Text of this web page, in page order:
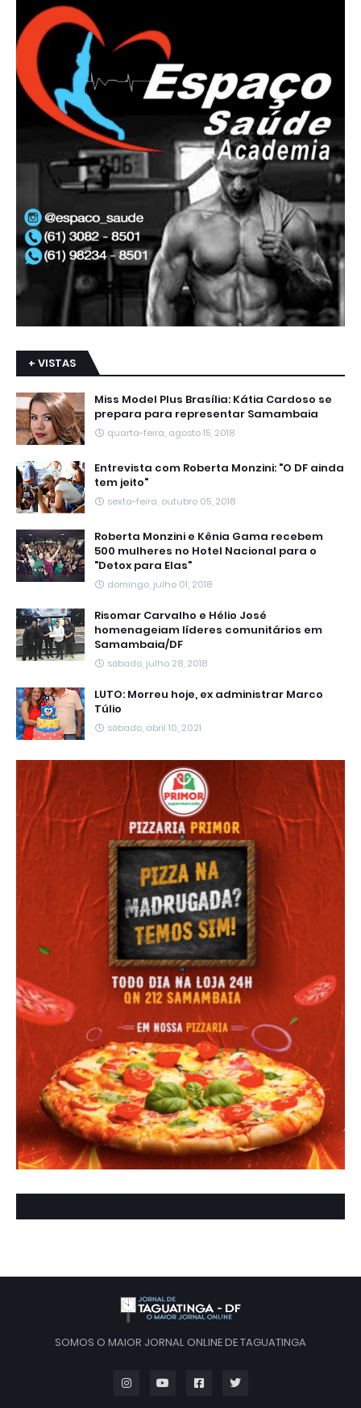
+ VISTAS
Miss Model Plus Brasília: Kátia Cardoso se
prepara para representar Samambaia
quarta-feira, agosto 15, 2018
Entrevista com Roberta Monzini: "O DF ainda
tem jeito"
sexta-feira, outubro 05, 2018
Roberta Monzini e Kênia Gama recebem
500 mulheres no Hotel Nacional para o
"Detox para Elas"
domingo, julho 01, 2018
Risomar Carvalho e Hélio José
homenageiam líderes comunitários em
Samambaia/DF
sábado, julho 28, 2018
LUTO: Morreu hoje, ex administrar Marco
Túlio
sábado, abril 10, 2021
SOMOS O MAIOR JORNAL ONLINE DE TAGUATINGA